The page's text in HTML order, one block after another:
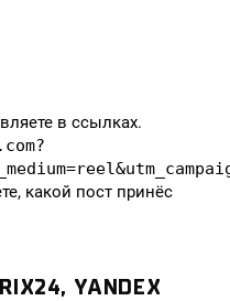
в ссылках.
какой пост принёс
YANDEX